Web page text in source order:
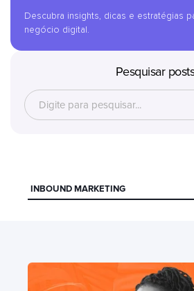
Descubra insights, dicas e estratégias
negócio digital.
Pesquisar